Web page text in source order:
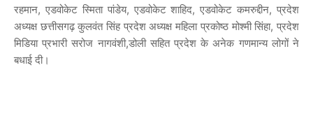
रहमान, एडवोकेट स्मिता पांडेय, एडवोकेट शाहिद, एडवोकेट कमरुद्दीन, प्रदेश
अध्यक्ष छत्तीसगढ़ कुलवंत सिंह प्रदेश अध्यक्ष महिला प्रकोष्ठ मोश्मी सिंहा, प्रदेश
मिडिया प्रभारी सरोज नागवंशी,डोली सहित प्रदेश के अनेक गणमान्य लोगों ने
बधाई दी।